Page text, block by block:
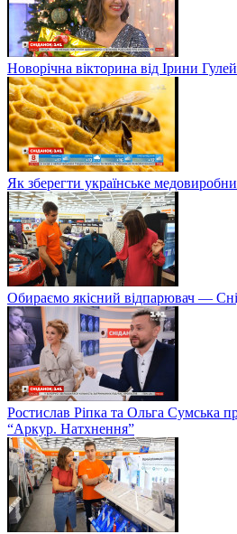
Новорічна вікторина від Ірини Гулей
Як зберегти українське
Обираємо якісний відпарювач —
Ростислав Ріпка та Ольга Сумська
“Аркур. Натхнення”